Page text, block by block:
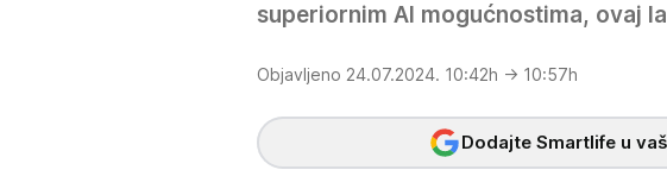
superiornim AI mogućnostima, ovaj
Objavljeno 24.07.2024. 10:42h → 10:57h
Dodajte Smartlife u